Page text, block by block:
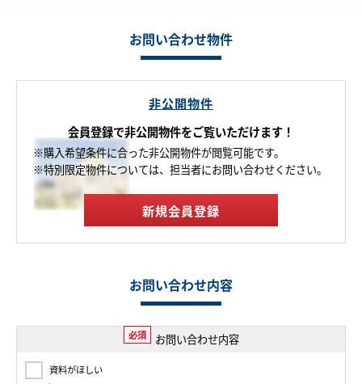
お問い合わせ物件
非公開物件
会員登録で非公開物件をご覧いただけます！
※購入希望条件に合った非公開物件が閲覧可能です。
※特別限定物件については、担当者にお問い合わせください。
新規会員登録
お問い合わせ内容
必須 お問い合わせ内容
資料がほしい